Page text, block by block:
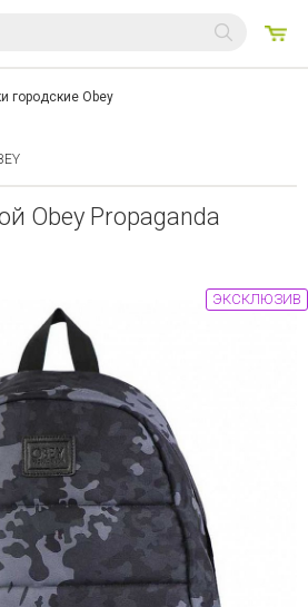
городские Obey
Obey Propaganda
ЭКСКЛЮЗИВ